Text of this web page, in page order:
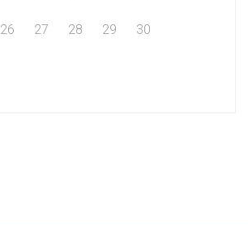
26 27 28 29 30